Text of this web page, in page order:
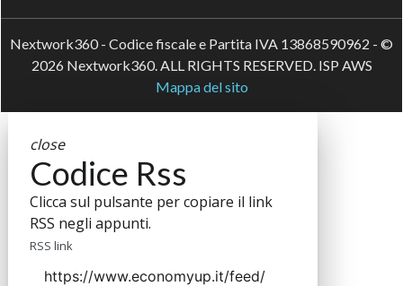
Nextwork360 - Codice fiscale e Partita IVA 13868590962 - ©
2026 Nextwork360. ALL RIGHTS RESERVED. ISP AWS
Mappa del sito
close
Codice Rss
Clicca sul pulsante per copiare il link
RSS negli appunti.
RSS link